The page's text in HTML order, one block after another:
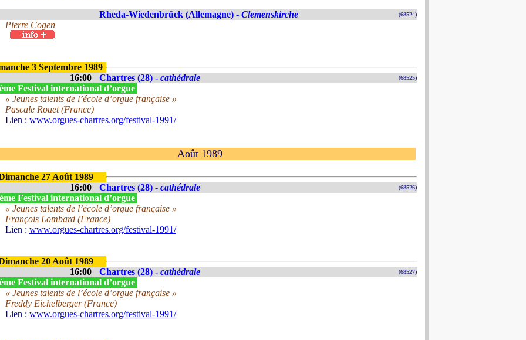
Rheda-Wiedenbrück (Allemagne) - Clemenskirche (68524)
Pierre Cogen
3 Septembre 1989
16:00
Chartres (28) - cathédrale (68525)
Festival international d’orgue
« Jeunes talents de l’école d’orgue française »
Pascale Rouet (France)
Lien : www.orgues-chartres.org/festival-1991/
Août 1989
27 Août 1989
16:00
Chartres (28) - cathédrale (68526)
Festival international d’orgue
« Jeunes talents de l’école d’orgue française »
François Lombard (France)
Lien : www.orgues-chartres.org/festival-1991/
20 Août 1989
16:00
Chartres (28) - cathédrale (68527)
Festival international d’orgue
« Jeunes talents de l’école d’orgue française »
Freddy Eichelberger (France)
Lien : www.orgues-chartres.org/festival-1991/